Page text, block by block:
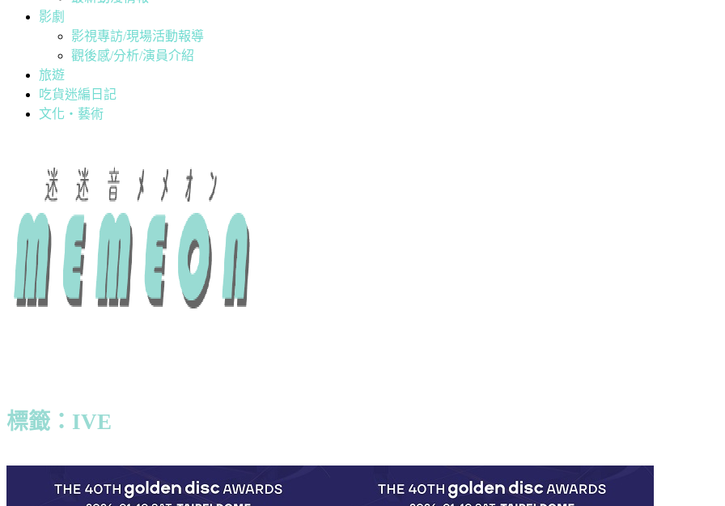
影劇
影視專訪/現場活動報導
觀後感/分析/演員介紹
旅遊
吃貨迷編日記
文化・藝術
標籤：IVE